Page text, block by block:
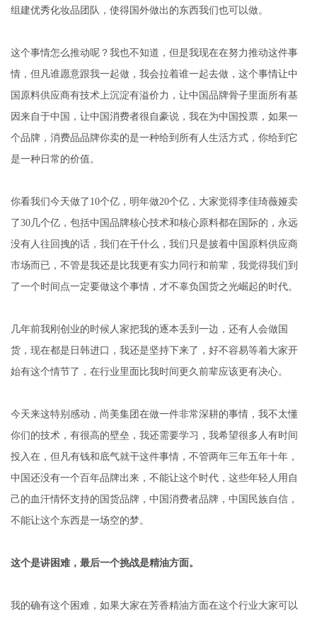
组建优秀化妆品团队，使得国外做出的东西我们也可以做。
这个事情怎么推动呢？我也不知道，但是我现在在努力推动这件事
情，但凡谁愿意跟我一起做，我会拉着谁一起去做，这个事情让中
国原料供应商有技术上沉淀有溢价力，让中国品牌骨子里面所有基
因来自于中国，让中国消费者很自豪说，我在为中国投票，如果一
个品牌，消费品品牌你卖的是一种给到所有人生活方式，你给到它
是一种日常的价值。
你看我们今天做了10个亿，明年做20个亿，大家觉得李佳琦薇娅卖
了30几个亿，包括中国品牌核心技术和核心原料都在国际的，永远
没有人往回拽的话，我们在干什么，我们只是披着中国原料供应商
市场而已，不管是我还是比我更有实力同行和前辈，我觉得我们到
了一个时间点一定要做这个事情，才不辜负国货之光崛起的时代。
几年前我刚创业的时候人家把我的逐本丢到一边，还有人会做国
货，现在都是日韩进口，我还是坚持下来了，好不容易等着大家开
始有这个情节了，在行业里面比我时间更久前辈应该更有决心。
今天来这特别感动，尚美集团在做一件非常深耕的事情，我不太懂
你们的技术，有很高的壁垒，我还需要学习，我希望很多人有时间
投入在，但凡有钱和底气就干这件事情，不管两年三年五年十年，
中国还没有一个百年品牌出来，不能让这个时代，这些年轻人用自
己的血汗情怀支持的国货品牌，中国消费者品牌，中国民族自信，
不能让这个东西是一场空的梦。
这个是讲困难，最后一个挑战是精油方面。
我的确有这个困难，如果大家在芳香精油方面在这个行业大家可以